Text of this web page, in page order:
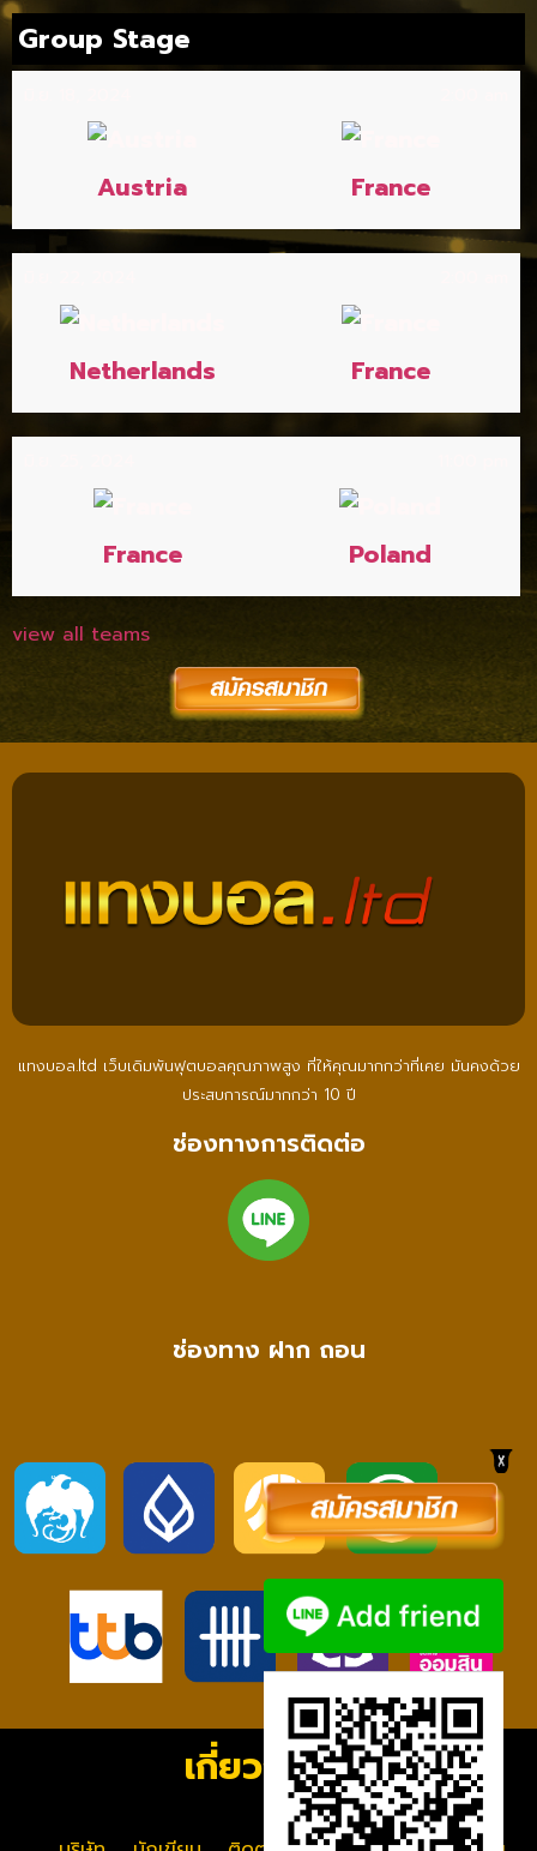
Group Stage
Austria France
Netherlands France
France Poland
view all teams
แทงบอล.ltd เว็บเดิมพันฟุตบอลคุณภาพสูง ที่ให้คุณมากกว่าที่เคย มันคงด้วย
ประสบการณ์มากกว่า 10 ปี
ช่องทางการติดต่อ
ช่องทาง ฝาก ถอน
เกี่ยวกับเรา